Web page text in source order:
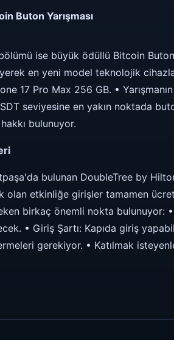
Buton Yarışması
ise büyük ödüllü Bitcoin Buton
en yeni model teknolojik
17 Pro Max 256 GB. •
seviyesine en yakın noktada
bulunuyor.
bulunan DoubleTree by
olan etkinliğe girişler tamamen
birkaç önemli nokta bulunuyor: •
• Giriş Şartı: Kapıda giriş
gerekiyor. • Katılmak